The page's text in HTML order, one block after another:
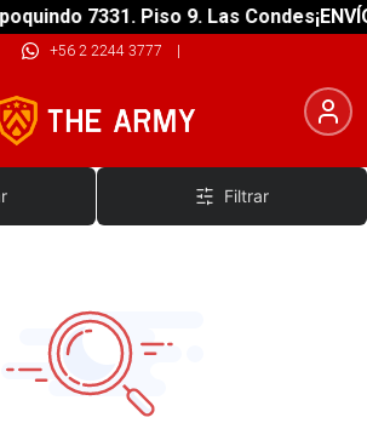
7331. Piso 9. Las Condes
+56 2 2244 3777 |
Filtrar